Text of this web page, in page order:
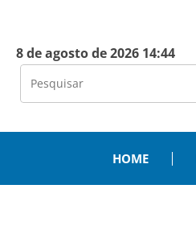
8 de agosto de 2026 14:44
HOME